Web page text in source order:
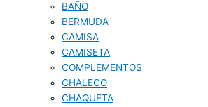
BAÑO
BERMUDA
CAMISA
CAMISETA
COMPLEMENTOS
CHALECO
CHAQUETA